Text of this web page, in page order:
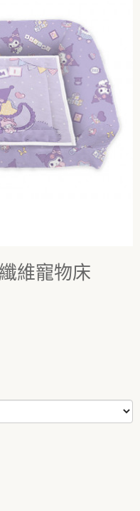
維寵物床